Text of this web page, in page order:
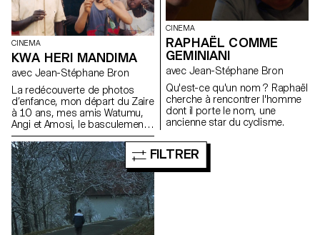
CINEMA
KWA HERI MANDIMA
avec Jean-Stéphane Bron
La redécouverte de photos
d’enfance, mon départ du Zaire
à 10 ans, mes amis Watumu,
Angi et Amosi, le basculement
d’une culture à l’autre, identité,
souvenirs et archives...
CINEMA
RAPHAËL COMME
GEMINIANI
avec Jean-Stéphane Bron
Qu'est-ce qu'un nom ? Raphaël
cherche à rencontrer l'homme
dont il porte le nom, une
ancienne star du cyclisme.
FILTRER